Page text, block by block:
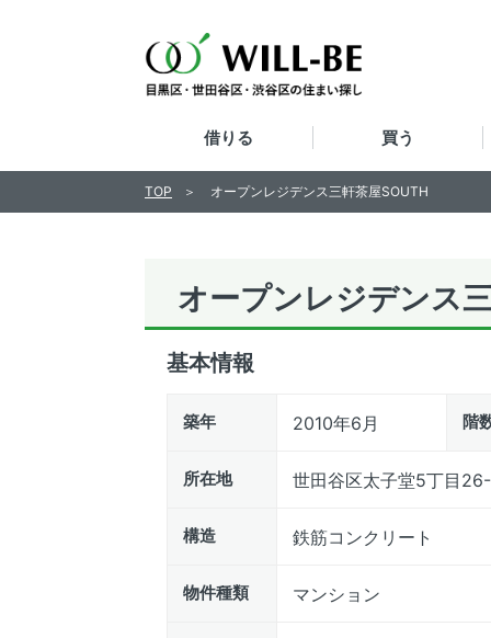
借りる 買う
オープンレジデンス
基本情報
築年 2010年6月 階
所在地 世田谷区太子堂5丁目
構造 鉄筋コンクリート
物件種類 マンション
TOP オープンレジデンス三軒茶屋SOUTH